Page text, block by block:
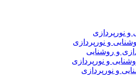
و نورپردازی
و نورپردازی
و روشنایی
و نورپردازی
و نورپردازی